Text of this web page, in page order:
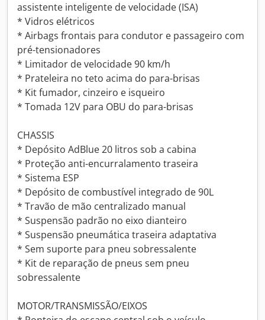
assistente inteligente de velocidade (ISA)
* Vidros elétricos
* Airbags frontais para condutor e passageiro com
pré-tensionadores
* Limitador de velocidade 90 km/h
* Prateleira no teto acima do para-brisas
* Kit fumador, cinzeiro e isqueiro
* Tomada 12V para OBU do para-brisas
CHASSIS
* Depósito AdBlue 20 litros sob a cabina
* Proteção anti-encurralamento traseira
* Sistema ESP
* Depósito de combustível integrado de 90L
* Travão de mão centralizado manual
* Suspensão padrão no eixo dianteiro
* Suspensão pneumática traseira adaptativa
* Sem suporte para pneu sobressalente
* Kit de reparação de pneus sem pneu
sobressalente
MOTOR/TRANSMISSÃO/EIXOS